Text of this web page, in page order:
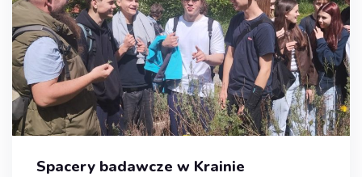
Spacery badawcze w Krainie